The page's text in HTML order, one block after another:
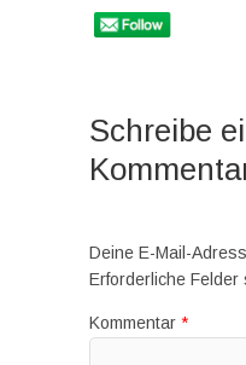
Schreibe
Deine E-Mail-
Erforderliche Felder
Kommentar *